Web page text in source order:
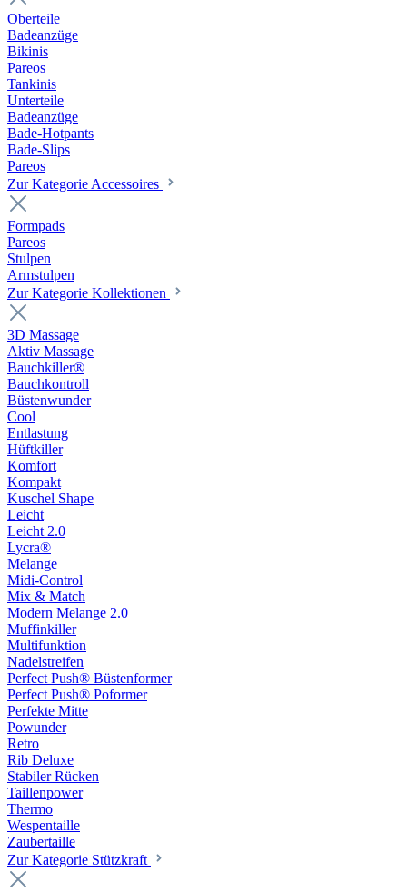
Oberteile
Badeanzüge
Bikinis
Pareos
Tankinis
Unterteile
Badeanzüge
Bade-Hotpants
Bade-Slips
Pareos
Zur Kategorie Accessoires
Formpads
Pareos
Stulpen
Armstulpen
Zur Kategorie Kollektionen
3D Massage
Aktiv Massage
Bauchkiller®
Bauchkontroll
Büstenwunder
Cool
Entlastung
Hüftkiller
Komfort
Kompakt
Kuschel Shape
Leicht
Leicht 2.0
Lycra®
Melange
Midi-Control
Mix & Match
Modern Melange 2.0
Muffinkiller
Multifunktion
Nadelstreifen
Perfect Push® Büstenformer
Perfect Push® Poformer
Perfekte Mitte
Powunder
Retro
Rib Deluxe
Stabiler Rücken
Taillenpower
Thermo
Wespentaille
Zaubertaille
Zur Kategorie Stützkraft